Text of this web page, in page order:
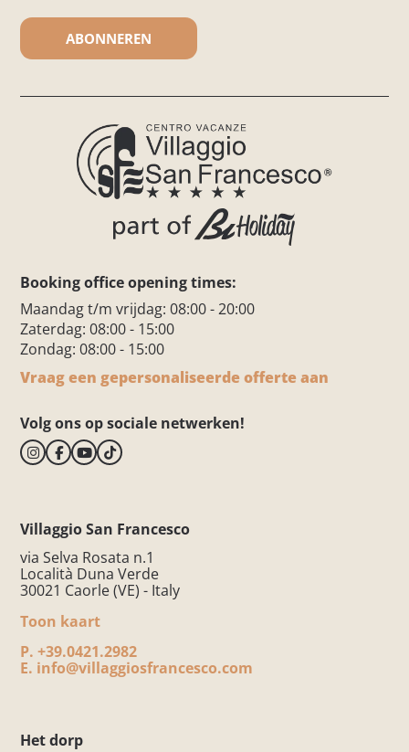
Gelieve dit veld leeg te laten.
Booking office opening times:
Maandag t/m vrijdag: 08:00 - 20:00
Zaterdag: 08:00 - 15:00
Zondag: 08:00 - 15:00
Vraag een gepersonaliseerde offerte aan
Volg ons op sociale netwerken!
Villaggio San Francesco
via Selva Rosata n.1
Località Duna Verde
30021 Caorle (VE) - Italy
Toon kaart
P. +39.0421.2982
E. info@villaggiosfrancesco.com
Het dorp